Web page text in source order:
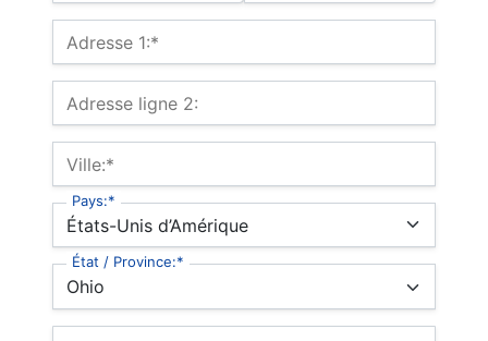
Billing Address
Adresse 1:*
Adresse ligne 2:
Ville:*
Pays:*
État / Province:*